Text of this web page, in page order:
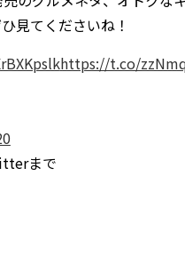
見てくださいね！
https://t.co/
まで